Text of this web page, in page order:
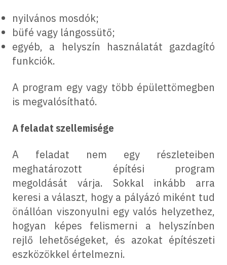
nyilvános mosdók;
büfé vagy lángossütő;
egyéb, a helyszín használatát gazdagító
funkciók.
A program egy vagy több épülettömegben
is megvalósítható.
A feladat szellemisége
A feladat nem egy részleteiben
meghatározott építési program
megoldását várja. Sokkal inkább arra
keresi a választ, hogy a pályázó miként tud
önállóan viszonyulni egy valós helyzethez,
hogyan képes felismerni a helyszínben
rejlő lehetőségeket, és azokat építészeti
eszközökkel értelmezni.